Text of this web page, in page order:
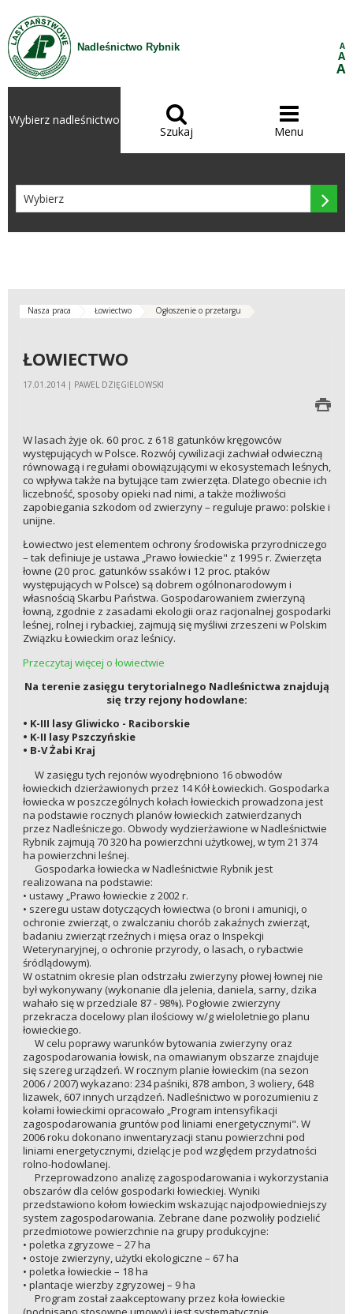
Przejdź do treści
Nadleśnictwo Rybnik A
A
A
Wybierz nadleśnictwo 
Szukaj

Menu

Nasza praca Łowiectwo Ogłoszenie o przetargu
ŁOWIECTWO
17.01.2014 | PAWEL DZIĘGIELOWSKI
W lasach żyje ok. 60 proc. z 618 gatunków kręgowców
występujących w Polsce. Rozwój cywilizacji zachwiał odwieczną
równowagą i regułami obowiązującymi w ekosystemach leśnych,
co wpływa także na bytujące tam zwierzęta. Dlatego obecnie ich
liczebność, sposoby opieki nad nimi, a także możliwości
zapobiegania szkodom od zwierzyny – reguluje prawo: polskie i
unijne.
Łowiectwo jest elementem ochrony środowiska przyrodniczego
– tak definiuje je ustawa „Prawo łowieckie" z 1995 r. Zwierzęta
łowne (20 proc. gatunków ssaków i 12 proc. ptaków
występujących w Polsce) są dobrem ogólnonarodowym i
własnością Skarbu Państwa. Gospodarowaniem zwierzyną
łowną, zgodnie z zasadami ekologii oraz racjonalnej gospodarki
leśnej, rolnej i rybackiej, zajmują się myśliwi zrzeszeni w Polskim
Związku Łowieckim oraz leśnicy.
Przeczytaj więcej o łowiectwie
Na terenie zasięgu terytorialnego Nadleśnictwa znajdują
się trzy rejony hodowlane:
• K-III lasy Gliwicko - Raciborskie
• K-II lasy Pszczyńskie
• B-V Żabi Kraj
W zasięgu tych rejonów wyodrębniono 16 obwodów
łowieckich dzierżawionych przez 14 Kół Łowieckich. Gospodarka
łowiecka w poszczególnych kołach łowieckich prowadzona jest
na podstawie rocznych planów łowieckich zatwierdzanych
przez Nadleśniczego. Obwody wydzierżawione w Nadleśnictwie
Rybnik zajmują 70 320 ha powierzchni użytkowej, w tym 21 374
ha powierzchni leśnej.
Gospodarka łowiecka w Nadleśnictwie Rybnik jest
realizowana na podstawie:
• ustawy „Prawo łowieckie z 2002 r.
• szeregu ustaw dotyczących łowiectwa (o broni i amunicji, o
ochronie zwierząt, o zwalczaniu chorób zakaźnych zwierząt,
badaniu zwierząt rzeźnych i mięsa oraz o Inspekcji
Weterynaryjnej, o ochronie przyrody, o lasach, o rybactwie
śródlądowym).
W ostatnim okresie plan odstrzału zwierzyny płowej łownej nie
był wykonywany (wykonanie dla jelenia, daniela, sarny, dzika
wahało się w przedziale 87 - 98%). Pogłowie zwierzyny
przekracza docelowy plan ilościowy w/g wieloletniego planu
łowieckiego.
W celu poprawy warunków bytowania zwierzyny oraz
zagospodarowania łowisk, na omawianym obszarze znajduje
się szereg urządzeń. W rocznym planie łowieckim (na sezon
2006 / 2007) wykazano: 234 paśniki, 878 ambon, 3 woliery, 648
lizawek, 607 innych urządzeń. Nadleśnictwo w porozumieniu z
kołami łowieckimi opracowało „Program intensyfikacji
zagospodarowania gruntów pod liniami energetycznymi". W
2006 roku dokonano inwentaryzacji stanu powierzchni pod
liniami energetycznymi, dzieląc je pod względem przydatności
rolno-hodowlanej.
Przeprowadzono analizę zagospodarowania i wykorzystania
obszarów dla celów gospodarki łowieckiej. Wyniki
przedstawiono kołom łowieckim wskazując najodpowiedniejszy
system zagospodarowania. Zebrane dane pozwoliły podzielić
przedmiotowe powierzchnie na grupy produkcyjne:
• poletka zgryzowe – 27 ha
• ostoje zwierzyny, użytki ekologiczne – 67 ha
• poletka łowieckie – 18 ha
• plantacje wierzby zgryzowej – 9 ha
Program został zaakceptowany przez koła łowieckie